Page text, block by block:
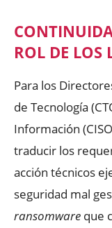
ROL DE LOS
Para los
de Tecnología
Información
traducir los
acción técnicos
seguridad mal
ransomware que